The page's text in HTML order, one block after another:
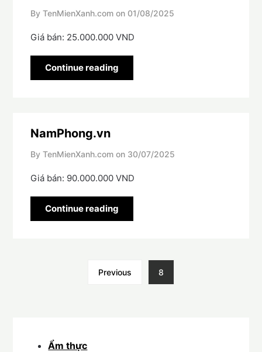
By TenMienXanh.com on 01/08/2025
Giá bán: 25.000.000 VND
Continue reading
NamPhong.vn
By TenMienXanh.com on 30/07/2025
Giá bán: 90.000.000 VND
Continue reading
Previous 8
Ẩm thực